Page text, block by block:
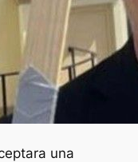
una